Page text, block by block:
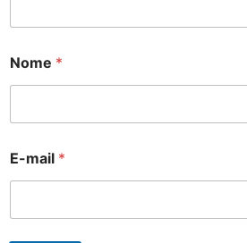
Nome *
E-mail *